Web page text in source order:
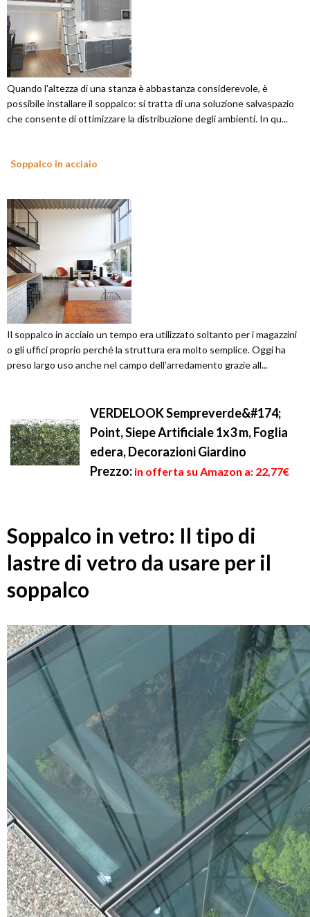
Quando l'altezza di una stanza è abbastanza considerevole, è
possibile installare il soppalco: si tratta di una soluzione salvaspazio
che consente di ottimizzare la distribuzione degli ambienti. In qu...
Soppalco in acciaio
Il soppalco in acciaio un tempo era utilizzato soltanto per i magazzini
o gli uffici proprio perché la struttura era molto semplice. Oggi ha
preso largo uso anche nel campo dell’arredamento grazie all...
VERDELOOK Sempreverde&#174;
Point, Siepe Artificiale 1x3 m, Foglia
edera, Decorazioni Giardino
Prezzo: in offerta su Amazon a: 22,77€
Soppalco in vetro: Il tipo di
lastre di vetro da usare per il
soppalco